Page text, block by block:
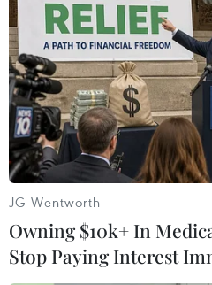
Cộng hòa Dân chủ Congo
ghi nhận hơn 300 trẻ em
tử vong do Ebola
08/08/2026 15:21
JG Wentworth
Owning $10k+ In
Stop Paying Interest